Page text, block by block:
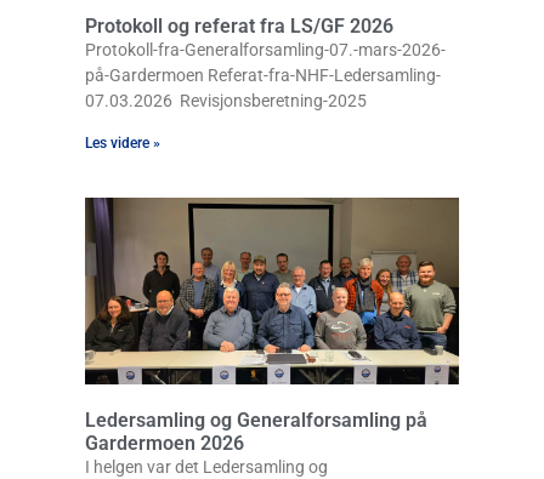
Protokoll og referat fra LS/GF 2026
Protokoll-fra-Generalforsamling-07.-mars-2026-
på-Gardermoen Referat-fra-NHF-Ledersamling-
07.03.2026 Revisjonsberetning-2025
Les videre »
Ledersamling og Generalforsamling på
Gardermoen 2026
I helgen var det Ledersamling og